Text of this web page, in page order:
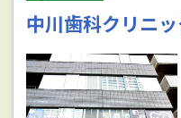
中川歯科クリニッ